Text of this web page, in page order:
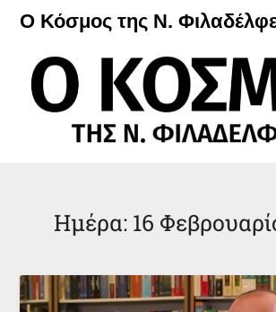
Μετάβαση
περιεχόμενο
Ο Κόσμος της Ν.
Ημέρα: 16